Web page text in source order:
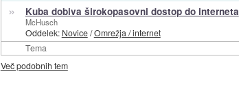
Tema
» Kuba dobiva širokopasovni dostop do interneta
McHusch
Oddelek: Novice/Omrežja / internet
Več podobnih tem